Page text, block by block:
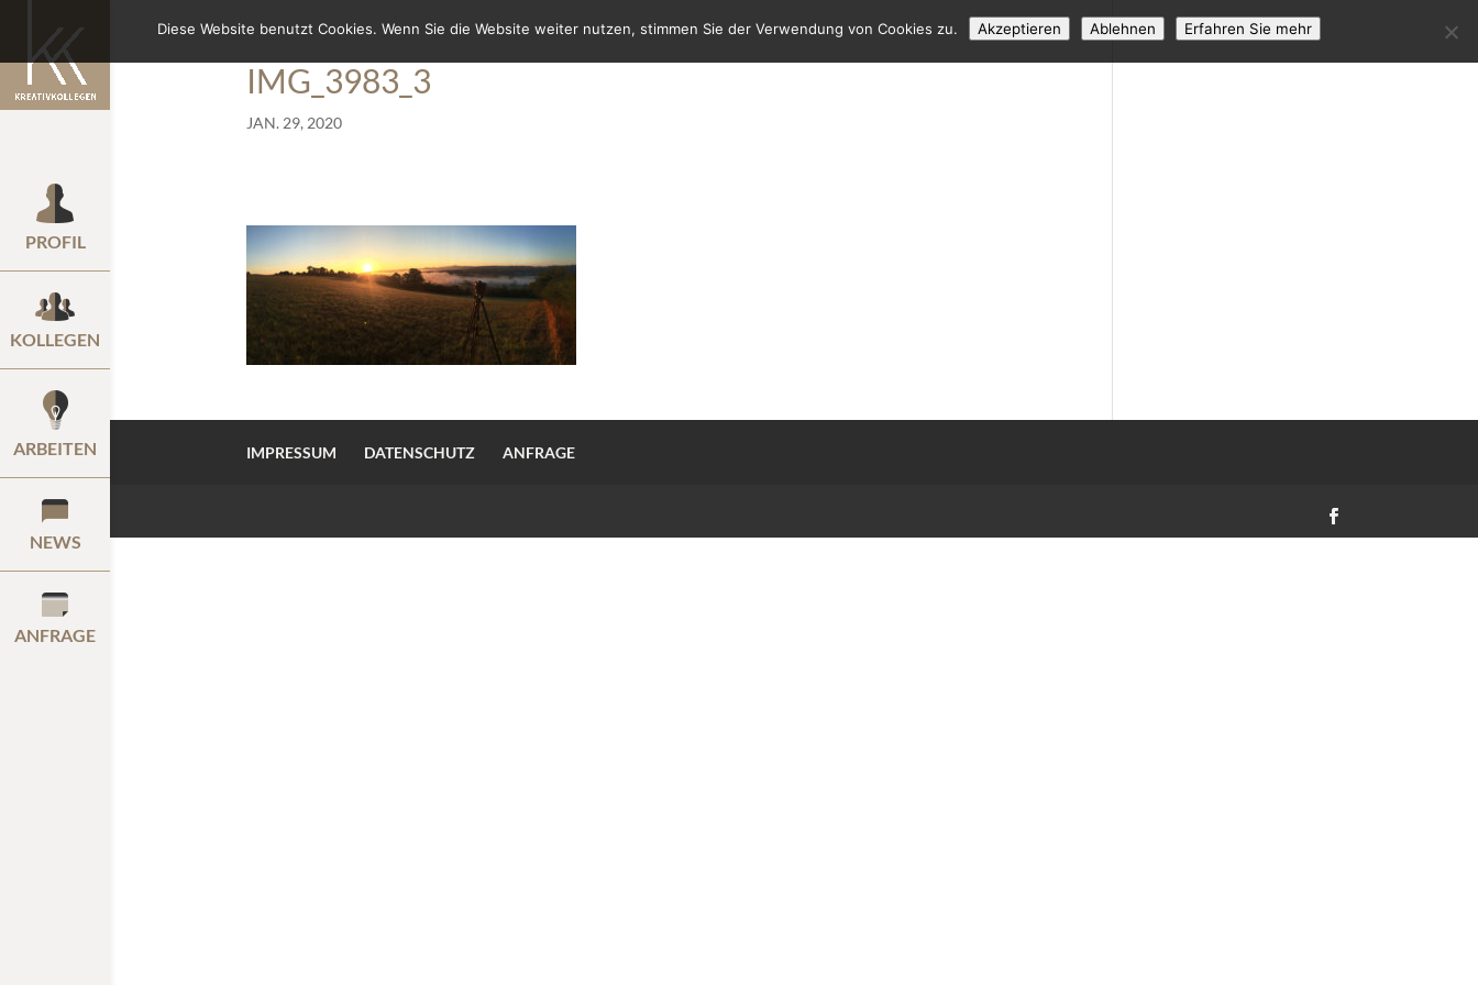
PROFIL
KOLLEGEN
ARBEITEN
NEWS
ANFRAGE
IMG_3983_3
JAN. 29, 2020
IMPRESSUM DATENSCHUTZ ANFRAGE
Diese Website benutzt Cookies. Wenn Sie die Website weiter nutzen, stimmen Sie der Verwendung von Cookies zu. Akzeptieren Ablehnen Erfahren Sie mehr